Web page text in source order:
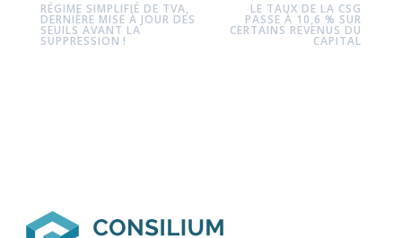
RÉGIME SIMPLIFIÉ DE TVA,
DERNIÈRE MISE À JOUR DES
SEUILS AVANT LA
SUPPRESSION !
LE TAUX DE LA CSG
PASSE À 10,6 % SUR
CERTAINS REVENUS DU
CAPITAL